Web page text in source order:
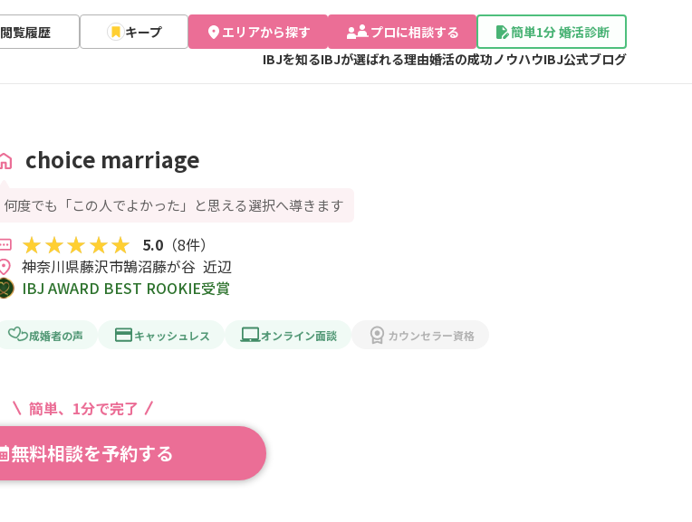
閲覧履歴 キープ エリアから探す プロに相談する
簡単1分 婚活診断
IBJを知るIBJが選ばれる理由婚活の成功ノウハウIBJ公式ブログ
choice marriage
何度でも「この人でよかった」と思える選択へ導きます
5.0（8件）
神奈川県藤沢市鵠沼藤が谷  近辺
IBJ AWARD BEST ROOKIE受賞
成婚者の声 キャッシュレス オンライン面談 カウンセラー資格
簡単、1分で完了
無料相談を予約する